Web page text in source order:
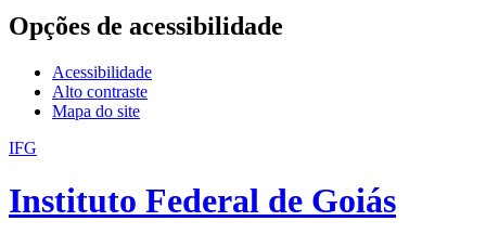
Opções de acessibilidade
Acessibilidade
Alto contraste
Mapa do site
IFG
Instituto Federal de Goiás